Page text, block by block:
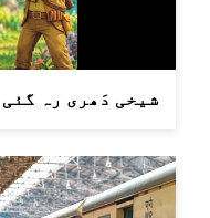
شیخی دَھری رہ گئی